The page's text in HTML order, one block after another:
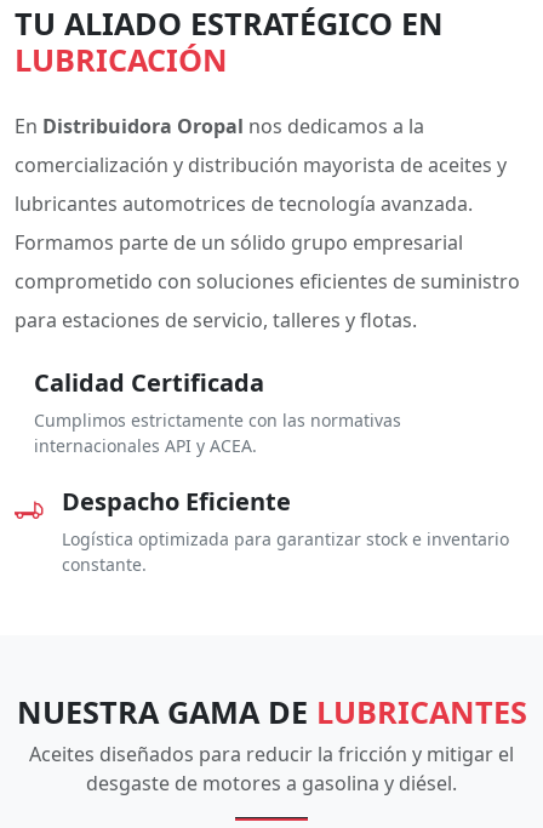
TU ALIADO ESTRATÉGICO EN
LUBRICACIÓN
En Distribuidora Oropal nos dedicamos a la
comercialización y distribución mayorista de aceites y
lubricantes automotrices de tecnología avanzada.
Formamos parte de un sólido grupo empresarial
comprometido con soluciones eficientes de suministro
para estaciones de servicio, talleres y flotas.
Calidad Certificada
Cumplimos estrictamente con las normativas
internacionales API y ACEA.
Despacho Eficiente
Logística optimizada para garantizar stock e inventario
constante.
NUESTRA GAMA DE LUBRICANTES
Aceites diseñados para reducir la fricción y mitigar el
desgaste de motores a gasolina y diésel.